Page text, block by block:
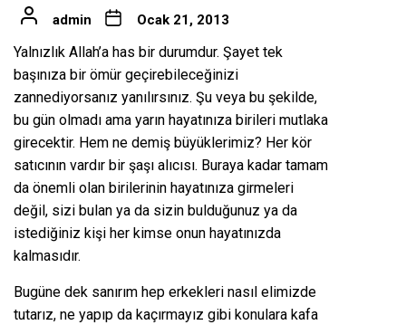
admin Ocak 21, 2013
Yalnızlık Allah’a has bir durumdur. Şayet tek
başınıza bir ömür geçirebileceğinizi
zannediyorsanız yanılırsınız. Şu veya bu şekilde,
bu gün olmadı ama yarın hayatınıza birileri mutlaka
girecektir. Hem ne demiş büyüklerimiz? Her kör
satıcının vardır bir şaşı alıcısı. Buraya kadar tamam
da önemli olan birilerinin hayatınıza girmeleri
değil, sizi bulan ya da sizin bulduğunuz ya da
istediğiniz kişi her kimse onun hayatınızda
kalmasıdır.
Bugüne dek sanırım hep erkekleri nasıl elimizde
tutarız, ne yapıp da kaçırmayız gibi konulara kafa